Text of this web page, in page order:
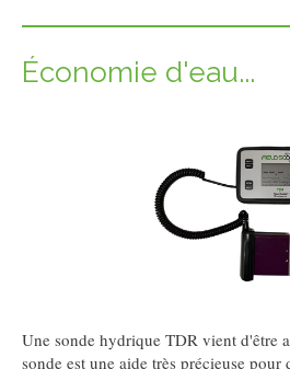
Économie d'eau...
Une sonde hydrique TDR vient d'être
sonde est une aide très précieuse